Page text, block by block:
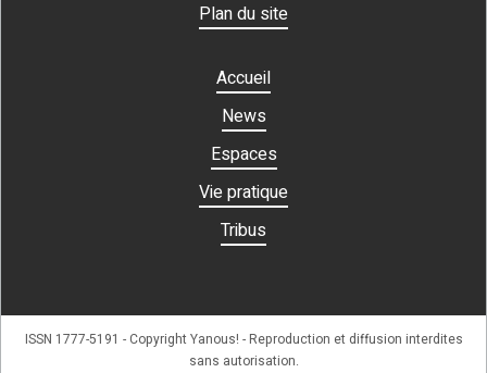
Plan du site
Accueil
News
Espaces
Vie pratique
Tribus
ISSN 1777-5191 - Copyright Yanous! - Reproduction et diffusion interdites
sans autorisation.